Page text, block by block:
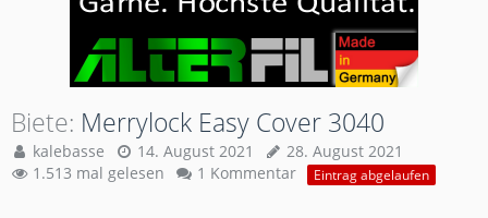
Biete Merrylock Easy Cover 3040
kalebasse 14. August 2021
28. August 2021
1.513 mal gelesen
1 Kommentar Eintrag abgelaufen